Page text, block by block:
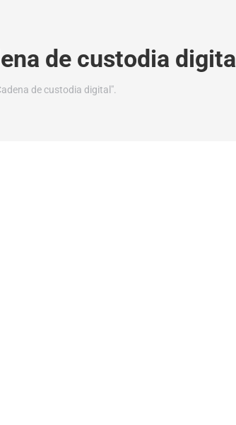
de custodia digital
de custodia digital".